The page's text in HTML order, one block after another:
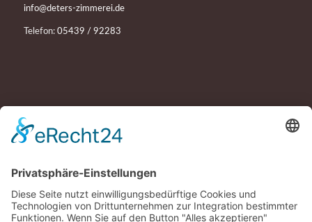
info@deters-zimmerei.de
Telefon: 05439 / 92283
UNSERE DIENSTLEISTUNGEN
An und Umbauten
Fachwerk
Vorbauten